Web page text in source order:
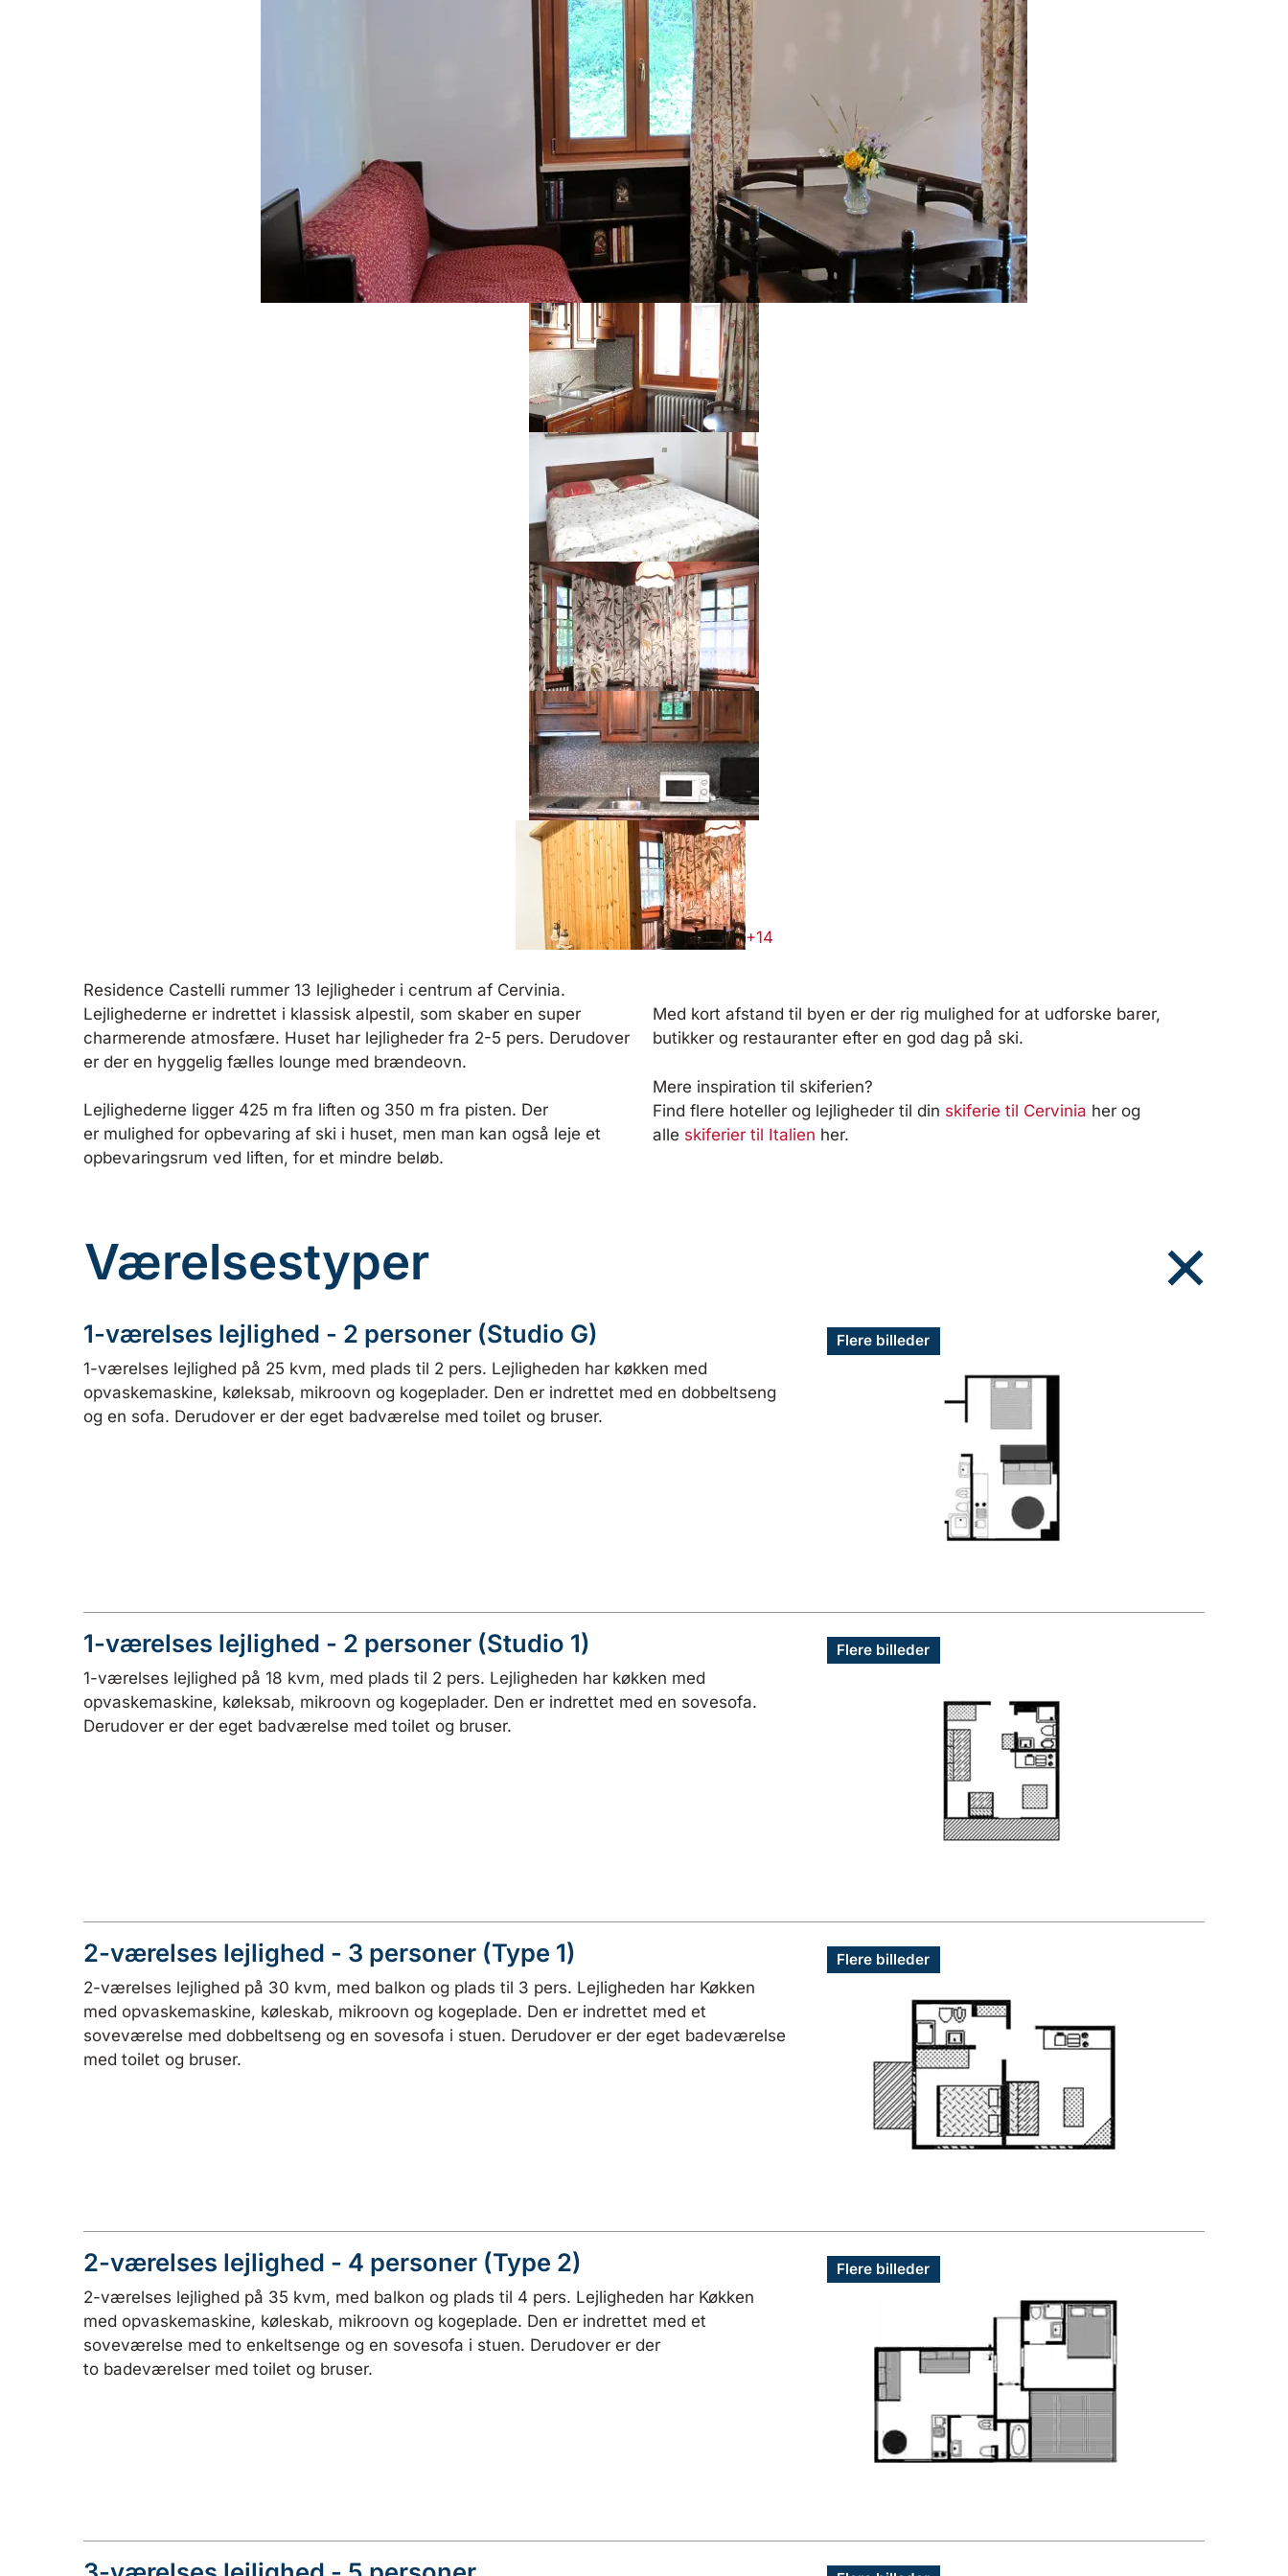
+14
Residence Castelli rummer 13 lejligheder i centrum af Cervinia.
Lejlighederne er indrettet i klassisk alpestil, som skaber en super
charmerende atmosfære. Huset har lejligheder fra 2-5 pers. Derudover
er der en hyggelig fælles lounge med brændeovn.
Lejlighederne ligger 425 m fra liften og 350 m fra pisten. Der
er mulighed for opbevaring af ski i huset, men man kan også leje et
opbevaringsrum ved liften, for et mindre beløb.
Med kort afstand til byen er der rig mulighed for at udforske barer,
butikker og restauranter efter en god dag på ski.
Mere inspiration til skiferien?
Find flere hoteller og lejligheder til din skiferie til Cervinia her og
alle skiferier til Italien her.
Værelsestyper
Flere billeder
1-værelses lejlighed - 2 personer (Studio G)
1-værelses lejlighed på 25 kvm, med plads til 2 pers. Lejligheden har køkken med
opvaskemaskine, køleksab, mikroovn og kogeplader. Den er indrettet med en dobbeltseng
og en sofa. Derudover er der eget badværelse med toilet og bruser.
Flere billeder
1-værelses lejlighed - 2 personer (Studio 1)
1-værelses lejlighed på 18 kvm, med plads til 2 pers. Lejligheden har køkken med
opvaskemaskine, køleksab, mikroovn og kogeplader. Den er indrettet med en sovesofa.
Derudover er der eget badværelse med toilet og bruser.
Flere billeder
2-værelses lejlighed - 3 personer (Type 1)
2-værelses lejlighed på 30 kvm, med balkon og plads til 3 pers. Lejligheden har Køkken
med opvaskemaskine, køleskab, mikroovn og kogeplade. Den er indrettet med et
soveværelse med dobbeltseng og en sovesofa i stuen. Derudover er der eget badeværelse
med toilet og bruser.
Flere billeder
2-værelses lejlighed - 4 personer (Type 2)
2-værelses lejlighed på 35 kvm, med balkon og plads til 4 pers. Lejligheden har Køkken
med opvaskemaskine, køleskab, mikroovn og kogeplade. Den er indrettet med et
soveværelse med to enkeltsenge og en sovesofa i stuen. Derudover er der
to badeværelser med toilet og bruser.